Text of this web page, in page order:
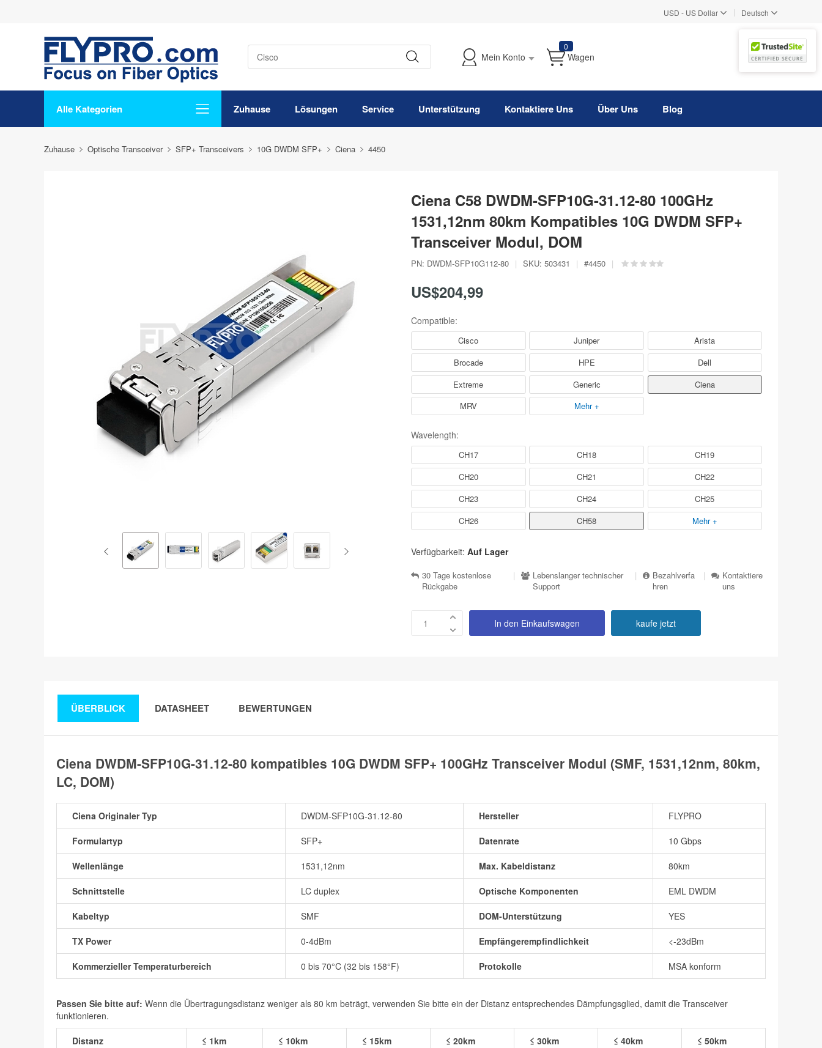
USD - US Dollar | Deutsch
Mein Konto
0
Wagen
Alle Kategorien Zuhause Lösungen Service Unterstützung Kontaktiere Uns Über Uns Blog
Zuhause Optische Transceiver SFP+ Transceivers 10G DWDM SFP+ Ciena 4450
Ciena C58 DWDM-SFP10G-31.12-80 100GHz
1531,12nm 80km Kompatibles 10G DWDM SFP+
Transceiver Modul, DOM
PN: DWDM-SFP10G112-80 | SKU: 503431 | #4450 |
US$204,99
Compatible:
Cisco Juniper
Arista
Brocade
HPE
Dell
Extreme
Generic
Ciena
MRV
Mehr +
Wavelength:
CH17 CH18
CH19
CH20
CH21
CH22
CH23
CH24
CH25
CH26
CH58 Mehr +
Verfügbarkeit: Auf Lager
30 Tage kostenlose
Rückgabe
|
Lebenslanger technischer
Support
|
Bezahlverfa
hren
|
Kontaktiere
uns
In den Einkaufswagen kaufe jetzt
ÜBERBLICK DATASHEET BEWERTUNGEN
Ciena DWDM-SFP10G-31.12-80 kompatibles 10G DWDM SFP+ 100GHz Transceiver Modul (SMF, 1531,12nm, 80km,
LC, DOM)
Ciena Originaler Typ DWDM-SFP10G-31.12-80 Hersteller FLYPRO
Formulartyp SFP+ Datenrate 10 Gbps
Wellenlänge 1531,12nm Max. Kabeldistanz 80km
Schnittstelle LC duplex Optische Komponenten EML DWDM
Kabeltyp SMF DOM-Unterstützung YES
TX Power 0-4dBm Empfängerempfindlichkeit <-23dBm
Kommerzieller Temperaturbereich 0 bis 70°C (32 bis 158°F) Protokolle MSA konform
Passen Sie bitte auf: Wenn die Übertragungsdistanz weniger als 80 km beträgt, verwenden Sie bitte ein der Distanz entsprechendes Dämpfungsglied, damit die Transceiver
funktionieren.
Distanz ≤ 1km ≤ 10km ≤ 15km ≤ 20km ≤ 30km ≤ 40km ≤ 50km